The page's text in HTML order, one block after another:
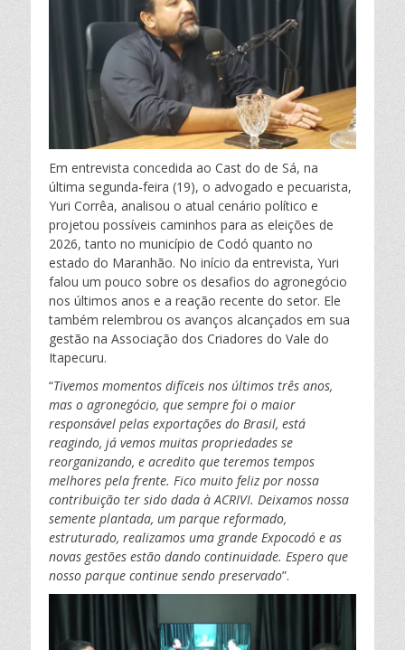
b
o
k
t
e
t
s
A
p
p
r
h
a
Em entrevista concedida ao Cast do de Sá, na
última segunda-feira (19), o advogado e pecuarista,
Yuri Corrêa, analisou o atual cenário político e
projetou possíveis caminhos para as eleições de
2026, tanto no município de Codó quanto no
estado do Maranhão. No início da entrevista, Yuri
falou um pouco sobre os desafios do agronegócio
nos últimos anos e a reação recente do setor. Ele
também relembrou os avanços alcançados em sua
gestão na Associação dos Criadores do Vale do
Itapecuru.
“Tivemos momentos difíceis nos últimos três anos,
mas o agronegócio, que sempre foi o maior
responsável pelas exportações do Brasil, está
reagindo, já vemos muitas propriedades se
reorganizando, e acredito que teremos tempos
melhores pela frente. Fico muito feliz por nossa
contribuição ter sido dada à ACRIVI. Deixamos nossa
semente plantada, um parque reformado,
estruturado, realizamos uma grande Expocodó e as
novas gestões estão dando continuidade. Espero que
nosso parque continue sendo preservado”.